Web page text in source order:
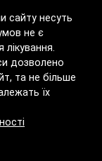
сайту несуть
не є
дозволено
та не більше
їх